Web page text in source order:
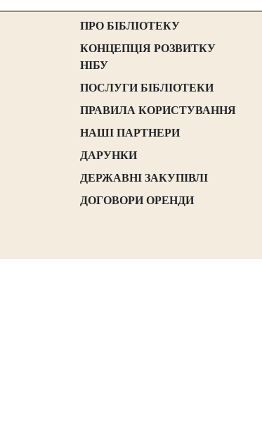
ПРО БІБЛІОТЕКУ
КОНЦЕПЦІЯ РОЗВИТКУ
НІБУ
ПОСЛУГИ БІБЛІОТЕКИ
ПРАВИЛА КОРИСТУВАННЯ
НАШІ ПАРТНЕРИ
ДАРУНКИ
ДЕРЖАВНІ ЗАКУПІВЛІ
ДОГОВОРИ ОРЕНДИ